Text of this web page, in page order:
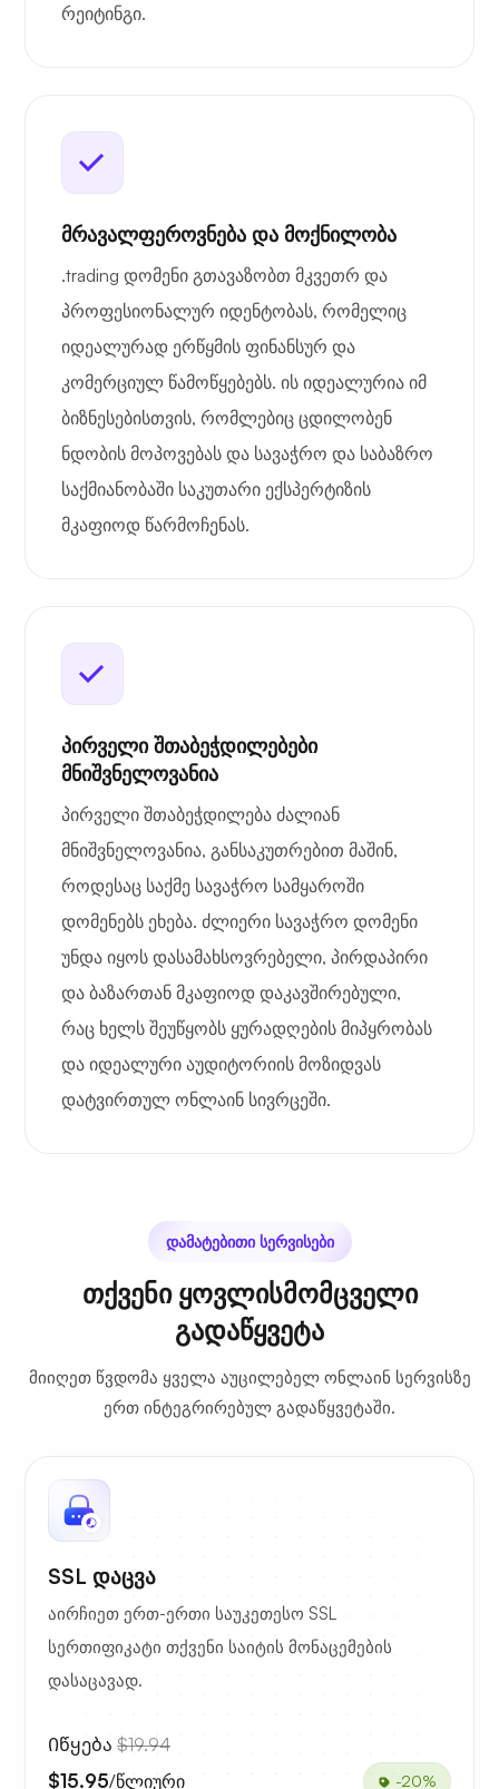
რეიტინგი.
მრავალფეროვნება და მოქნილობა
.trading დომენი გთავაზობთ მკვეთრ და
პროფესიონალურ იდენტობას, რომელიც
იდეალურად ერწყმის ფინანსურ და
კომერციულ წამოწყებებს. ის იდეალურია იმ
ბიზნესებისთვის, რომლებიც ცდილობენ
ნდობის მოპოვებას და სავაჭრო და საბაზრო
საქმიანობაში საკუთარი ექსპერტიზის
მკაფიოდ წარმოჩენას.
პირველი შთაბეჭდილებები
მნიშვნელოვანია
პირველი შთაბეჭდილება ძალიან
მნიშვნელოვანია, განსაკუთრებით მაშინ,
როდესაც საქმე სავაჭრო სამყაროში
დომენებს ეხება. ძლიერი სავაჭრო დომენი
უნდა იყოს დასამახსოვრებელი, პირდაპირი
და ბაზართან მკაფიოდ დაკავშირებული,
რაც ხელს შეუწყობს ყურადღების მიპყრობას
და იდეალური აუდიტორიის მოზიდვას
დატვირთულ ონლაინ სივრცეში.
დამატებითი სერვისები
თქვენი ყოვლისმომცველი
გადაწყვეტა
მიიღეთ წვდომა ყველა აუცილებელ ონლაინ სერვისზე
ერთ ინტეგრირებულ გადაწყვეტაში.
SSL დაცვა
აირჩიეთ ერთ-ერთი საუკეთესო SSL
სერთიფიკატი თქვენი საიტის მონაცემების
დასაცავად.
Იწყება $19.94
$15.95/წლიური -20%